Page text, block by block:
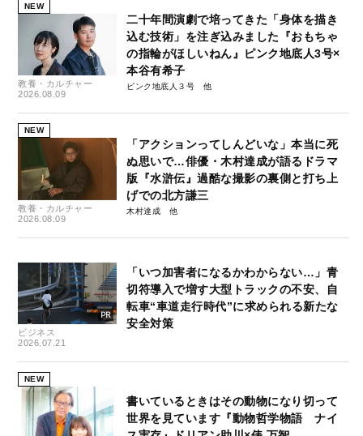
NEW
教養・カルチャー
2026.08.09
二十年間演劇で培ってきた「身体を描き
込む技術」を注ぎ込みました『おもちゃ
の指輪がほしいねん』ピンク地底人3号×
本谷有希子
ピンク地底人３号
NEW
教養・カルチャー
2026.08.09
「アクションってしんどいな」本当に死
ぬ思いで…俳優・木村達成が語るドラマ
版『水滸伝』過酷な撮影の裏側と打ち上
げでの北方謙三
木村達成
ビジネス
2026.07.21
「いつ加害者になるかわからない…」青
切符導入で増す大型トラックの不安、自
転車“車道走行時代”に求められる新たな
安全対策
NEW
書いているときはその動物になり切って
世界を見ています『動物哲学物語 ナイ